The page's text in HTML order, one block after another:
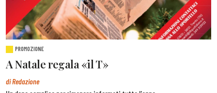
PROMOZIONE
A Natale regala «il T»
di Redazione